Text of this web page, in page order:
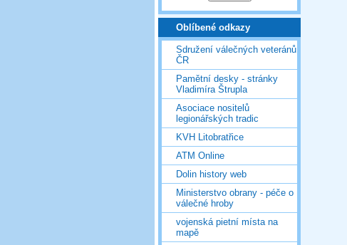
Oblíbené odkazy
Sdružení válečných veteránů
ČR
Pamětní desky - stránky
Vladimíra Štrupla
Asociace nositelů
legionářských tradic
KVH Litobratřice
ATM Online
Dolin history web
Ministerstvo obrany - péče o
válečné hroby
vojenská pietní místa na
mapě